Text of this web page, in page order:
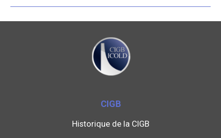
CIGB
Historique de la CIGB